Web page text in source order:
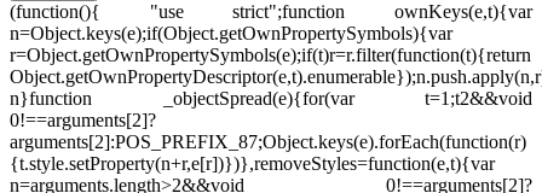
(function(){ "use strict";function ownKeys(e,t){var
n=Object.keys(e);if(Object.getOwnPropertySymbols){var
r=Object.getOwnPropertySymbols(e);if(t)r=r.filter(function(t){return
n}function _objectSpread(e){for(var t=1;t2&&void
0!==arguments[2]?
arguments[2]:POS_PREFIX_87;Object.keys(e).forEach(function(r)
{t.style.setProperty(n+r,e[r])})},removeStyles=function(e,t){var
n=arguments.length>2&&void 0!==arguments[2]?